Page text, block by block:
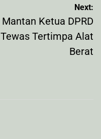
Next:
Mantan Ketua DPRD
Tewas Tertimpa Alat
Berat